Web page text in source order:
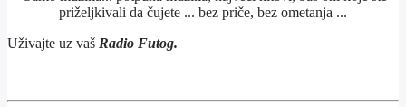
priželjkivali da čujete ... bez priče, bez ometanja ...
Uživajte uz vaš Radio Futog.